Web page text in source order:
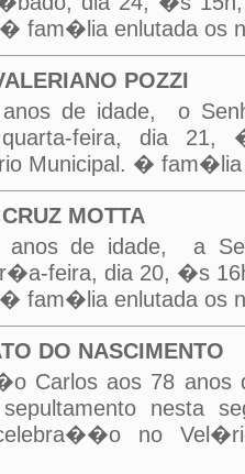
fam�lia enlutada os
POZZI
de idade, o
quarta-feira, dia
Municipal. � fam�lia
MOTTA
anos de idade, a
feira, dia 20, �s
fam�lia enlutada os
DO NASCIMENTO
Carlos aos 78 anos
nesta
no